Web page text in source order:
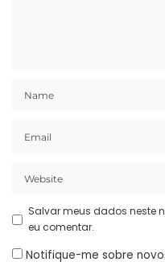
Salvar meus dados neste
eu comentar.
Notifique-me sobre